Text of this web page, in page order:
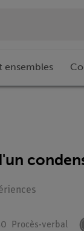
ensembles
Procès-verbal